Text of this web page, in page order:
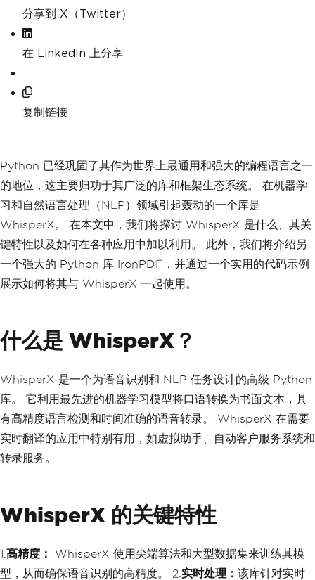
分享到 X（Twitter）
在 LinkedIn 上分享
复制链接
Python 已经巩固了其作为世界上最通用和强大的编程语言之一
的地位，这主要归功于其广泛的库和框架生态系统。 在机器学
习和自然语言处理（NLP）领域引起轰动的一个库是
WhisperX。 在本文中，我们将探讨 WhisperX 是什么、其关
键特性以及如何在各种应用中加以利用。 此外，我们将介绍另
一个强大的 Python 库 IronPDF，并通过一个实用的代码示例
展示如何将其与 WhisperX 一起使用。
什么是 WhisperX？
WhisperX 是一个为语音识别和 NLP 任务设计的高级 Python
库。 它利用最先进的机器学习模型将口语转换为书面文本，具
有高精度语言检测和时间准确的语音转录。 WhisperX 在需要
实时翻译的应用中特别有用，如虚拟助手、自动客户服务系统和
转录服务。
WhisperX 的关键特性
1. 高精度：
WhisperX 使用尖端算法和大型数据集来训练其模
型，从而确保语音识别的高精度。 2. 实时处理： 该库针对实时